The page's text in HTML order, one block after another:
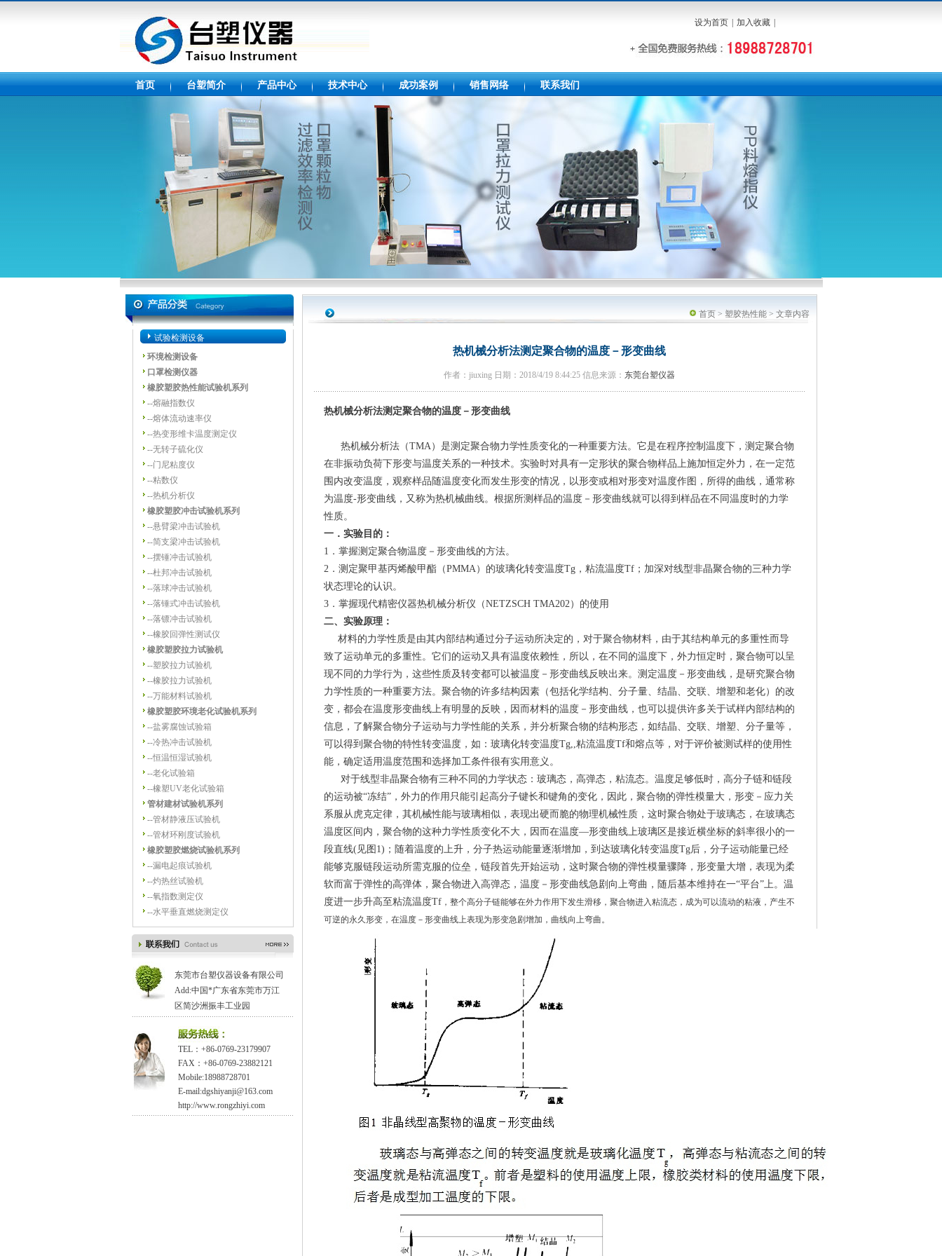
设为首页 加入收藏
首页 台塑简介 产品中心 技术中心 成功案例 销售网络 联系我们
试验检测设备
环境检测设备
口罩检测仪器
橡胶塑胶热性能试验机系列
--熔融指数仪
--熔体流动速率仪
--热变形维卡温度测定仪
--无转子硫化仪
--门尼粘度仪
--粘数仪
--热机分析仪
橡胶塑胶冲击试验机系列
--悬臂梁冲击试验机
--简支梁冲击试验机
--摆锤冲击试验机
--杜邦冲击试验机
--落球冲击试验机
--落锤式冲击试验机
--落镖冲击试验机
--橡胶回弹性测试仪
橡胶塑胶拉力试验机
--塑胶拉力试验机
--橡胶拉力试验机
--万能材料试验机
橡胶塑胶环境老化试验机系列
--盐雾腐蚀试验箱
--冷热冲击试验机
--恒温恒湿试验机
--老化试验箱
--橡塑UV老化试验箱
管材建材试验机系列
--管材静液压试验机
--管材环刚度试验机
橡胶塑胶燃烧试验机系列
--漏电起痕试验机
--灼热丝试验机
--氧指数测定仪
--水平垂直燃烧测定仪
东莞市台塑仪器设备有限公司
Add:中国*广东省东莞市万江
区简沙洲振丰工业园
TEL：+86-0769-23179907
FAX：+86-0769-23882121
Mobile:18988728701
E-mail:dgshiyanji@163.com
http://www.rongzhiyi.com
首页> 塑胶热性能> 文章内容
热机械分析法测定聚合物的温度－形变曲线
作者：jiuxing 日期：2018/4/19 8:44:25 信息来源： 东莞台塑仪器
热机械分析法测定聚合物的温度－形变曲线
热机械分析法（TMA）是测定聚合物力学性质变化的一种重要方法。它是在程序控制温度下，测定聚合物
在非振动负荷下形变与温度关系的一种技术。实验时对具有一定形状的聚合物样品上施加恒定外力，在一定范
围内改变温度，观察样品随温度变化而发生形变的情况，以形变或相对形变对温度作图，所得的曲线，通常称
为温度-形变曲线，又称为热机械曲线。根据所测样品的温度－形变曲线就可以得到样品在不同温度时的力学
性质。
一．实验目的：
1．掌握测定聚合物温度－形变曲线的方法。
2．测定聚甲基丙烯酸甲酯（PMMA）的玻璃化转变温度Tg，粘流温度Tf；加深对线型非晶聚合物的三种力学
状态理论的认识。
3．掌握现代精密仪器热机械分析仪（NETZSCH TMA202）的使用
二、实验原理：
材料的力学性质是由其内部结构通过分子运动所决定的，对于聚合物材料，由于其结构单元的多重性而导
致了运动单元的多重性。它们的运动又具有温度依赖性，所以，在不同的温度下，外力恒定时，聚合物可以呈
现不同的力学行为，这些性质及转变都可以被温度－形变曲线反映出来。测定温度－形变曲线，是研究聚合物
力学性质的一种重要方法。聚合物的许多结构因素（包括化学结构、分子量、结晶、交联、增塑和老化）的改
变，都会在温度形变曲线上有明显的反映，因而材料的温度－形变曲线，也可以提供许多关于试样内部结构的
信息，了解聚合物分子运动与力学性能的关系，并分析聚合物的结构形态，如结晶、交联、增塑、分子量等，
可以得到聚合物的特性转变温度，如：玻璃化转变温度Tg,,粘流温度Tf和熔点等，对于评价被测试样的使用性
能，确定适用温度范围和选择加工条件很有实用意义。
对于线型非晶聚合物有三种不同的力学状态：玻璃态，高弹态，粘流态。温度足够低时，高分子链和链段
的运动被“冻结”，外力的作用只能引起高分子键长和键角的变化，因此，聚合物的弹性模量大，形变－应力关
系服从虎克定律，其机械性能与玻璃相似，表现出硬而脆的物理机械性质，这时聚合物处于玻璃态，在玻璃态
温度区间内，聚合物的这种力学性质变化不大，因而在温度—形变曲线上玻璃区是接近横坐标的斜率很小的一
段直线(见图1)；随着温度的上升，分子热运动能量逐渐增加，到达玻璃化转变温度Tg后，分子运动能量已经
能够克服链段运动所需克服的位垒，链段首先开始运动，这时聚合物的弹性模量骤降，形变量大增，表现为柔
软而富于弹性的高弹体，聚合物进入高弹态，温度－形变曲线急剧向上弯曲，随后基本维持在一“平台”上。温
度进一步升高至粘流温度Tf，整个高分子链能够在外力作用下发生滑移，聚合物进入粘流态，成为可以流动的粘液，产生不
可逆的永久形变，在温度－形变曲线上表现为形变急剧增加，曲线向上弯曲。